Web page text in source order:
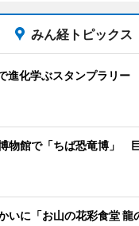
みん経トピックス
進化学ぶスタンプラリ
物館で「ちば恐竜博」
いに「お山の花彩食堂